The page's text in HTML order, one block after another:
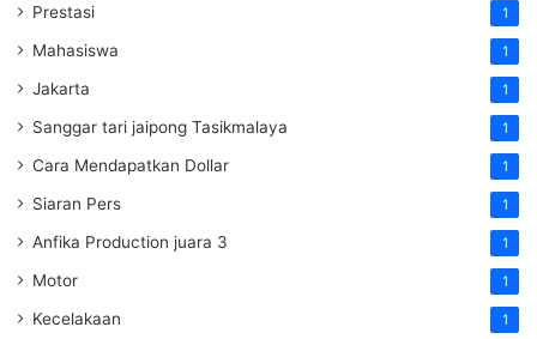
Prestasi 1
Mahasiswa 1
Jakarta 1
Sanggar tari jaipong Tasikmalaya 1
Cara Mendapatkan Dollar 1
Siaran Pers 1
Anfika Production juara 3 1
Motor 1
Kecelakaan 1